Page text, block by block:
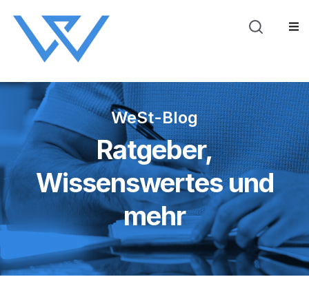
Blog
Über WeSt
WeSt-Blog
Ratgeber,
Wissenswertes und
mehr